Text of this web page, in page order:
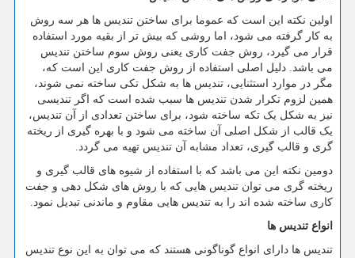
اولین نکته این است که عموما برای ساختن تندیس ها هر سه روش
به کار گرفته می شود، اما روشی که بیش تر از بقیه مورد استفاده
قرار می گیرد، روش جفت کاری یعنی روش سوم ساختن تندیس
می باشد. دلیل اصلی استفاده از روش جفت کاری این است که،
مگر در موارد استثنایی، تندیس ها به شکل تکی ساخته نمی شوند،
همین لزوم تکرار شدن تندیس ها سبب شده است که اگر تندیسی
نیز به شکل یک تکه ساخته شود، برای ساختن تعدادی از آن تندیس،
یک قالب از شکل اصلی آن ساخته می شود و با بهره گیری از ریخته
گری و قالب گیری، تعداد مشابه آن تندیس تهیه می گردد.
دومین نکته این می باشد که با استفاده از شیوه های قالب گیری و
ریخته گری می توان تندیس هایی که با روش های شکل دهی و جفت
کاری ساخته شده اند را به تندیس هایی مقاوم و ماندنی تبدیل نمود.
انواع تندیس ها
تندیس ها دارای انواع گوناگونی هستند که می توان به این نوع تندیس